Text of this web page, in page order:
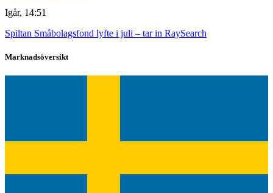
Igår, 14:51
Spiltan Småbolagsfond lyfte i juli – tar in RaySearch
Marknadsöversikt